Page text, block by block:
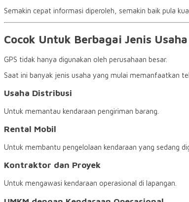
Semakin cepat informasi diperoleh, semakin baik pula
Cocok Untuk Berbagai Jenis Usaha
GPS tidak hanya digunakan oleh perusahaan besar.
Saat ini banyak jenis usaha yang mulai memanfaatkan
Usaha Distribusi
Untuk memantau kendaraan pengiriman barang.
Rental Mobil
Untuk membantu pengelolaan kendaraan yang sedang
Kontraktor dan Proyek
Untuk mengawasi kendaraan operasional di lapangan.